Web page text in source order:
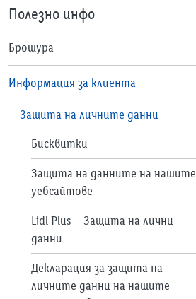
Полезно инфо
Брошура
Информация за клиента
Защита на личните данни
Бисквитки
Lidl Plus Бисквитки
Защита на данните на нашите
уебсайтове
Lidl Plus – Защита на лични
данни
Декларация за защита на
личните данни на нашите